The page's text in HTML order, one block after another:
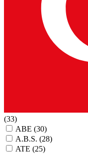
(33)
ABE (30)
A.B.S. (28)
ATE (25)